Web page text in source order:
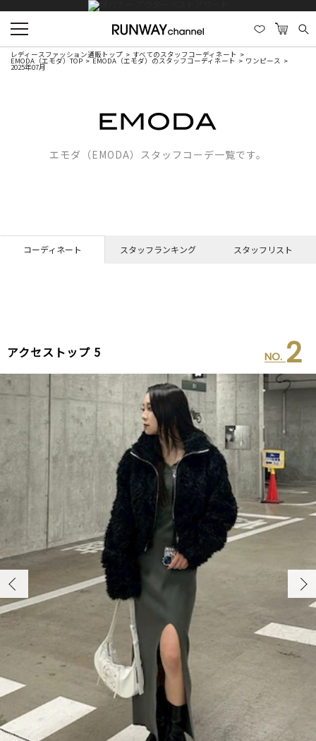
レディースファッション通販トップ すべてのスタッフコーディネート
EMODA（エモダ）TOP EMODA（エモダ）のスタッフコーディネート ワンピース
2025年07月
エモダ（EMODA）スタッフコーデ一覧です。
コーディネート スタッフランキング スタッフリスト
アクセストップ 5 NO. 2